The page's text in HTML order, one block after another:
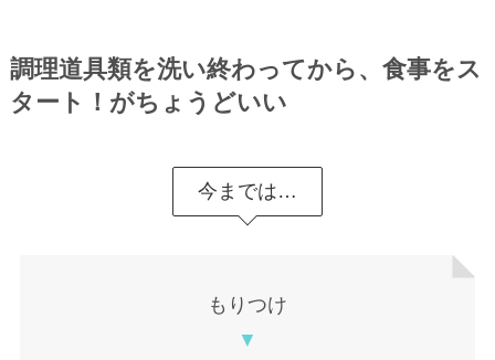
調理道具類を洗い終わってから、食事をス
タート！がちょうどいい
今までは…
もりつけ
▼